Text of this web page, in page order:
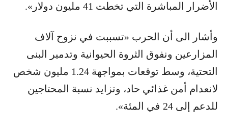
الأضرار المباشرة التي تخطت 41 مليون دولار».
وأشار الى أن الحرب «تسببت في نزوح آلاف
المزارعين ونفوق الثروة الحيوانية وتدمير البنى
التحتية، وسط توقعات بمواجهة 1.24 مليون شخص
لانعدام أمن غذائي حاد، وتزايد نسبة المحتاجين
للدعم إلى 24 في المئة».